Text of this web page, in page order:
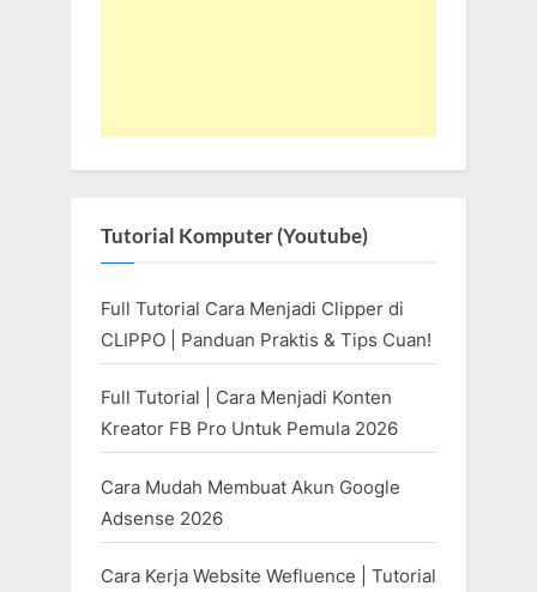
Tutorial Komputer (Youtube)
Full Tutorial Cara Menjadi Clipper di
CLIPPO | Panduan Praktis & Tips Cuan!
Full Tutorial | Cara Menjadi Konten
Kreator FB Pro Untuk Pemula 2026
Cara Mudah Membuat Akun Google
Adsense 2026
Cara Kerja Website Wefluence | Tutorial